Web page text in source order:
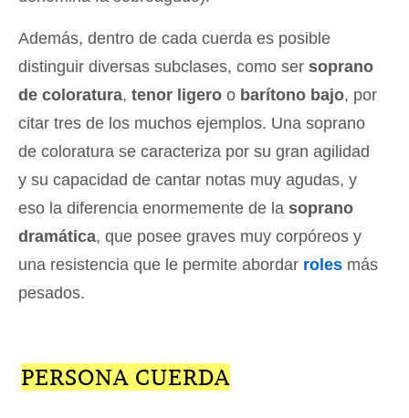
Además, dentro de cada cuerda es posible
distinguir diversas subclases, como ser soprano
de coloratura, tenor ligero o barítono bajo, por
citar tres de los muchos ejemplos. Una soprano
de coloratura se caracteriza por su gran agilidad
y su capacidad de cantar notas muy agudas, y
eso la diferencia enormemente de la soprano
dramática, que posee graves muy corpóreos y
una resistencia que le permite abordar roles más
pesados.
PERSONA CUERDA